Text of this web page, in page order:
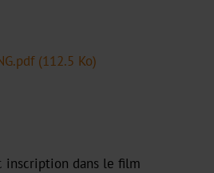
(112.5 Ko)
inscription dans le film